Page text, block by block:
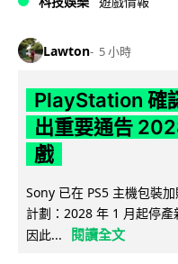
Lawton 5 小時
PlayStation 確
出重要通告
戲
Sony 已在 PS5 主機包裝
計劃：2028 年 1 月起停
因此...
閱讀全文